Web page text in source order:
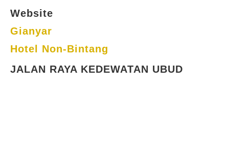
Website
Gianyar
Hotel Non-Bintang
JALAN RAYA KEDEWATAN UBUD